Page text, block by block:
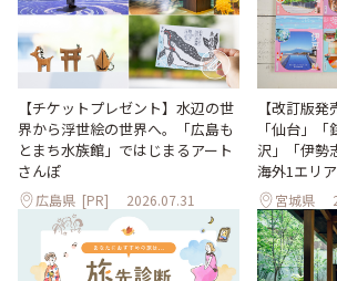
【チケットプレゼント】水辺の世
界から浮世絵の世界へ。「広島も
とまち水族館」ではじまるアート
さんぽ
広島県 [PR] 2026.07.31
【改訂版
「仙台」
沢」「伊勢
海外1エリ
宮城県